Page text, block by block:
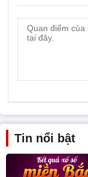
Tin nổi bật